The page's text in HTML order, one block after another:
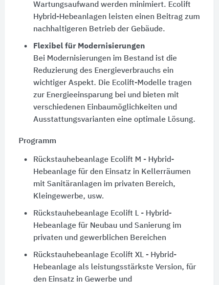
Wartungsaufwand werden minimiert. Ecolift
Hybrid-Hebeanlagen leisten einen Beitrag zum
nachhaltigeren Betrieb der Gebäude.
Flexibel für Modernisierungen
Bei Modernisierungen im Bestand ist die
Reduzierung des Energieverbrauchs ein
wichtiger Aspekt. Die Ecolift-Modelle tragen
zur Energieeinsparung bei und bieten mit
verschiedenen Einbaumöglichkeiten und
Ausstattungsvarianten eine optimale Lösung.
Programm
Rückstauhebeanlage Ecolift M - Hybrid-
Hebeanlage für den Einsatz in Kellerräumen
mit Sanitäranlagen im privaten Bereich,
Kleingewerbe, usw.
Rückstauhebeanlage Ecolift L - Hybrid-
Hebeanlage für Neubau und Sanierung im
privaten und gewerblichen Bereichen
Rückstauhebeanlage Ecolift XL - Hybrid-
Hebeanlage als leistungsstärkste Version, für
den Einsatz in Gewerbe und